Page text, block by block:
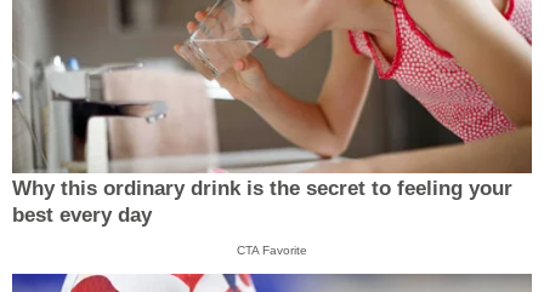
Why this ordinary drink is the secret to feeling your
best every day
CTA Favorite